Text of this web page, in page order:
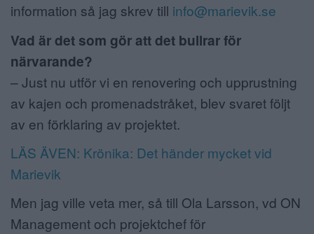
information så jag skrev till info@marievik.se
Vad är det som gör att det bullrar för
närvarande?
– Just nu utför vi en renovering och upprustning
av kajen och promenadstråket, blev svaret följt
av en förklaring av projektet.
LÄS ÄVEN: Krönika: Det händer mycket vid
Marievik
Men jag ville veta mer, så till Ola Larsson, vd ON
Management och projektchef för